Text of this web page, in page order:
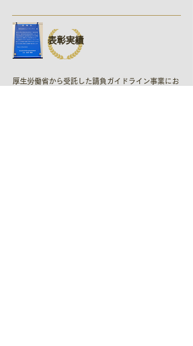
表彰実績
厚生労働省から受託した請負ガイドライン事業にお